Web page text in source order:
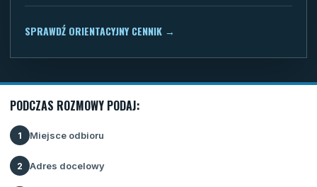
SPRAWDŹ ORIENTACYJNY CENNIK →
PODCZAS ROZMOWY PODAJ:
1 Miejsce odbioru
2 Adres docelowy